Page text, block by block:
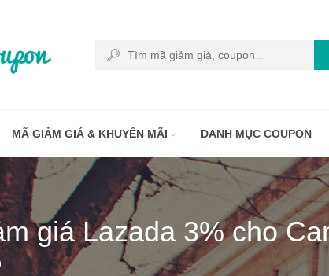
MÃ GIẢM GIÁ & KHUYẾN MÃI DANH MỤC COUPON
giá Lazada 3% cho